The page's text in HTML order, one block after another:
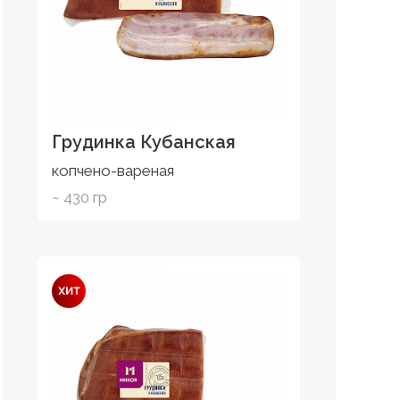
Грудинка Кубанская
копчено-вареная
~ 430 гр